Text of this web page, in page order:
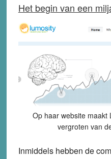
Het begin van een
Op haar website
vergroten van
Inmiddels hebben de